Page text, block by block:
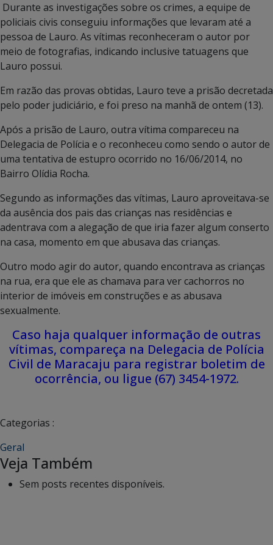
Durante as investigações sobre os crimes, a equipe de
policiais civis conseguiu informações que levaram até a
pessoa de Lauro. As vítimas reconheceram o autor por
meio de fotografias, indicando inclusive tatuagens que
Lauro possui.
Em razão das provas obtidas, Lauro teve a prisão decretada
pelo poder judiciário, e foi preso na manhã de ontem (13).
Após a prisão de Lauro, outra vítima compareceu na
Delegacia de Polícia e o reconheceu como sendo o autor de
uma tentativa de estupro ocorrido no 16/06/2014, no
Bairro Olídia Rocha.
Segundo as informações das vítimas, Lauro aproveitava-se
da ausência dos pais das crianças nas residências e
adentrava com a alegação de que iria fazer algum conserto
na casa, momento em que abusava das crianças.
Outro modo agir do autor, quando encontrava as crianças
na rua, era que ele as chamava para ver cachorros no
interior de imóveis em construções e as abusava
sexualmente.
Caso haja qualquer informação de outras
vítimas, compareça na Delegacia de Polícia
Civil de Maracaju para registrar boletim de
ocorrência, ou ligue (67) 3454-1972.
Categorias :
Geral
Veja Também
Sem posts recentes disponíveis.